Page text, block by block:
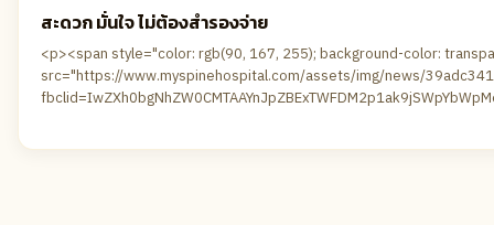
สะดวก มั่นใจ ไม่ต้องสำรองจ่าย
<p><span style="color: rgb(90, 167, 255); background-color:
src="https://www.myspinehospital.com/assets/img/news/